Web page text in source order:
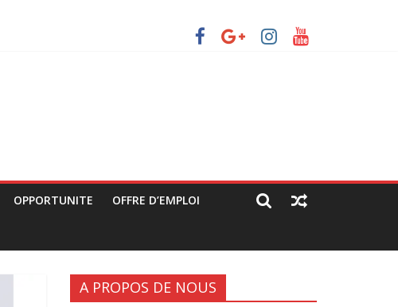
avec les manifestants de C64 (rapport JPC/CENCO)
grandes artères (rapport JPC/CENCO)
politique déguisée »
OPPORTUNITE OFFRE D’EMPLOI
A PROPOS DE NOUS